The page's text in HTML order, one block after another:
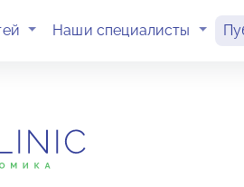
(current)Наши специалисты